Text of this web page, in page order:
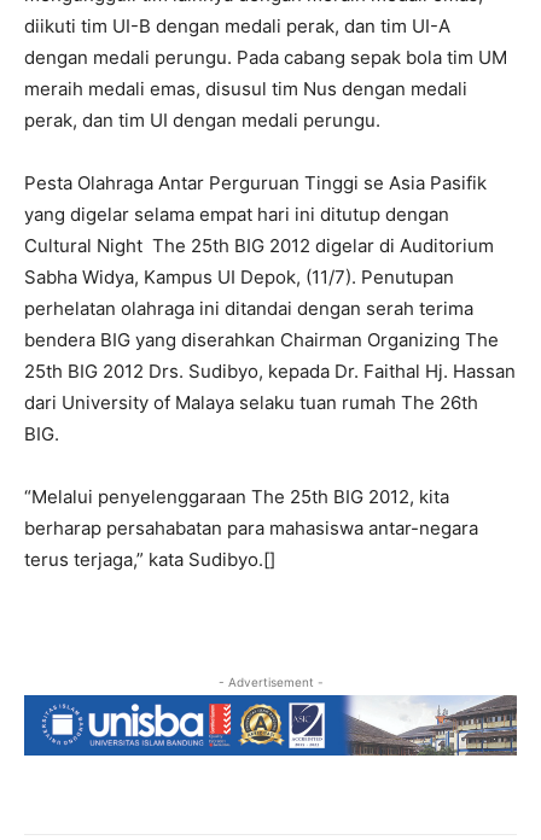
diikuti tim UI-B dengan medali perak, dan tim UI-A
dengan medali perungu. Pada cabang sepak bola tim UM
meraih medali emas, disusul tim Nus dengan medali
perak, dan tim UI dengan medali perungu.
Pesta Olahraga Antar Perguruan Tinggi se Asia Pasifik
yang digelar selama empat hari ini ditutup dengan
Cultural Night The 25th BIG 2012 digelar di Auditorium
Sabha Widya, Kampus UI Depok, (11/7). Penutupan
perhelatan olahraga ini ditandai dengan serah terima
bendera BIG yang diserahkan Chairman Organizing The
25th BIG 2012 Drs. Sudibyo, kepada Dr. Faithal Hj. Hassan
dari University of Malaya selaku tuan rumah The 26th
BIG.
“Melalui penyelenggaraan The 25th BIG 2012, kita
berharap persahabatan para mahasiswa antar-negara
terus terjaga,” kata Sudibyo.[]
- Advertisement -